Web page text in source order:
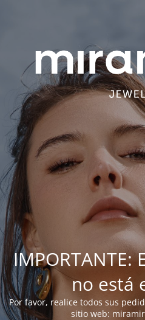
IMPORTANTE:
no está
Por favor, realice todos sus
sitio web: